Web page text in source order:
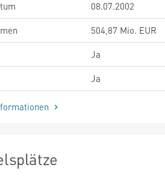
08.07.2002
504,87 Mio. EUR
Ja
Ja